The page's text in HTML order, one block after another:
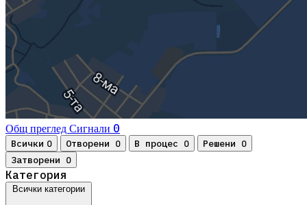
Общ преглед Сигнали 0
Всички 0 Отворени 0 В процес 0 Решени 0
Затворени 0
Категория
Всички категории